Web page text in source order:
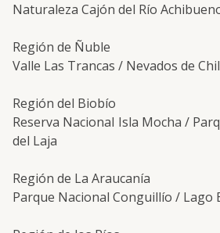
Naturaleza Cajón del Río
Región de Ñuble
Valle Las Trancas / Nevados de
Región del Biobío
Reserva Nacional Isla Mocha /
del Laja
Región de La Araucanía
Parque Nacional Conguillío / Lago